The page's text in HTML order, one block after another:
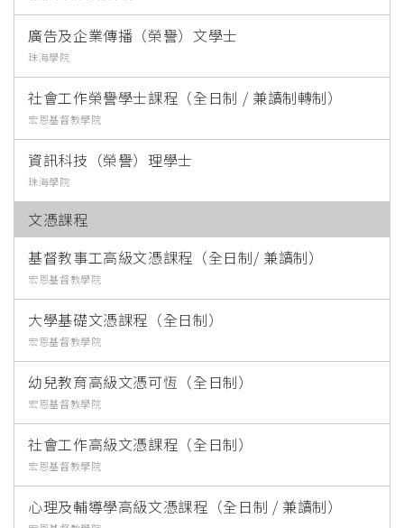
廣告及企業傳播（榮譽）文學士
珠海學院
社會工作榮譽學士課程（全日制 / 兼讀制轉制）
宏恩基督教學院
資訊科技（榮譽）理學士
珠海學院
文憑課程
基督教事工高級文憑課程（全日制/ 兼讀制）
宏恩基督教學院
大學基礎文憑課程（全日制）
宏恩基督教學院
幼兒教育高級文憑可恆（全日制）
宏恩基督教學院
社會工作高級文憑課程（全日制）
宏恩基督教學院
心理及輔導學高級文憑課程（全日制 / 兼讀制）